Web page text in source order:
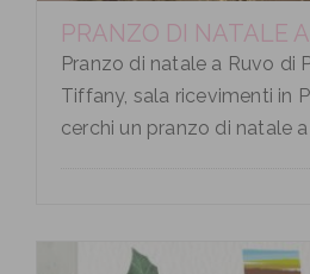
PRANZO DI NATALE
Pranzo di natale a Ruvo di
Tiffany, sala ricevimenti in
cerchi un pranzo di natale a